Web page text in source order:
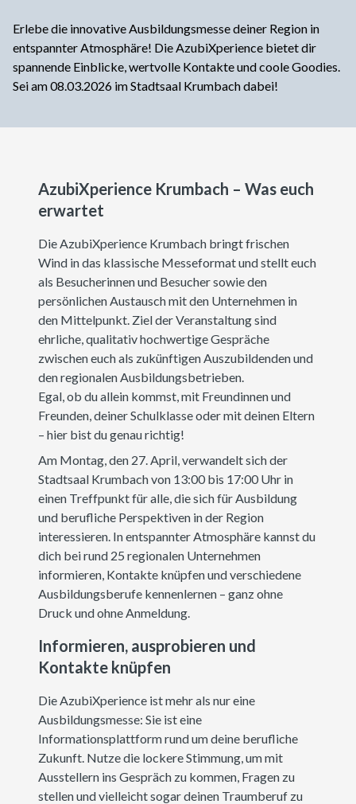
Erlebe die innovative Ausbildungsmesse deiner Region in
entspannter Atmosphäre! Die AzubiXperience bietet dir
spannende Einblicke, wertvolle Kontakte und coole Goodies.
Sei am 08.03.2026 im Stadtsaal Krumbach dabei!
AzubiXperience Krumbach – Was euch
erwartet
Die AzubiXperience Krumbach bringt frischen
Wind in das klassische Messeformat und stellt euch
als Besucherinnen und Besucher sowie den
persönlichen Austausch mit den Unternehmen in
den Mittelpunkt. Ziel der Veranstaltung sind
ehrliche, qualitativ hochwertige Gespräche
zwischen euch als zukünftigen Auszubildenden und
den regionalen Ausbildungsbetrieben.
Egal, ob du allein kommst, mit Freundinnen und
Freunden, deiner Schulklasse oder mit deinen Eltern
– hier bist du genau richtig!
Am Montag, den 27. April, verwandelt sich der
Stadtsaal Krumbach von 13:00 bis 17:00 Uhr in
einen Treffpunkt für alle, die sich für Ausbildung
und berufliche Perspektiven in der Region
interessieren. In entspannter Atmosphäre kannst du
dich bei rund 25 regionalen Unternehmen
informieren, Kontakte knüpfen und verschiedene
Ausbildungsberufe kennenlernen – ganz ohne
Druck und ohne Anmeldung.
Informieren, ausprobieren und
Kontakte knüpfen
Die AzubiXperience ist mehr als nur eine
Ausbildungsmesse: Sie ist eine
Informationsplattform rund um deine berufliche
Zukunft. Nutze die lockere Stimmung, um mit
Ausstellern ins Gespräch zu kommen, Fragen zu
stellen und vielleicht sogar deinen Traumberuf zu